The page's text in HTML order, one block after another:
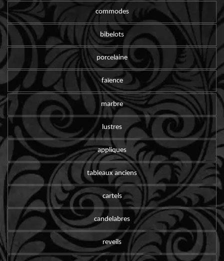
commodes
bibelots
porcelaine
faïence
marbre
lustres
appliques
tableaux anciens
cartels
candelabres
reveils